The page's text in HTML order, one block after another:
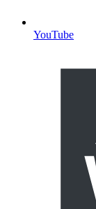
YouTube